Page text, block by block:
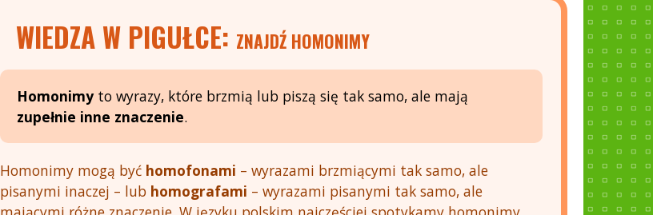
WIEDZA W PIGUŁCE: ZNAJDŹ HOMONIMY
Homonimyto wyrazy, które brzmią lub piszą się tak samo, ale mają
zupełnie inne znaczenie.
Homonimy mogą być homofonami – wyrazami brzmiącymi tak samo, ale
pisanymi inaczej – lub homografami – wyrazami pisanymi tak samo, ale